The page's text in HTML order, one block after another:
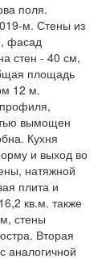
поля.
м. Стены из
фасад
стен - 40 см,
площадь
12 м.
вымощен
Кухня
и выход во
натяжной
плита и
кв.м. также
стены
Вторая
аналогичной